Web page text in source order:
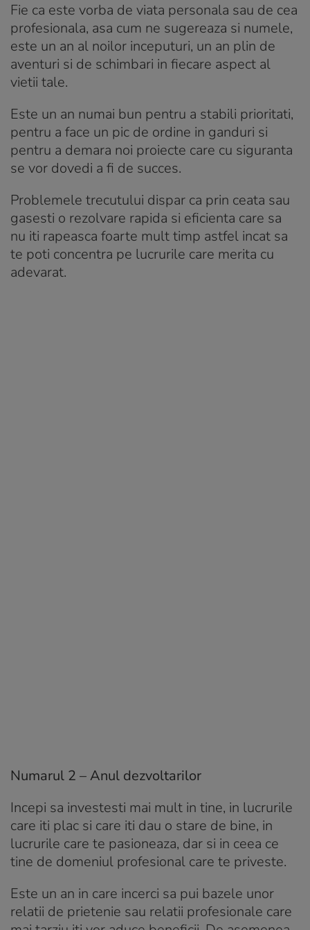
Fie ca este vorba de viata personala sau de cea
profesionala, asa cum ne sugereaza si numele,
este un an al noilor inceputuri, un an plin de
aventuri si de schimbari in fiecare aspect al
vietii tale.
Este un an numai bun pentru a stabili prioritati,
pentru a face un pic de ordine in ganduri si
pentru a demara noi proiecte care cu siguranta
se vor dovedi a fi de succes.
Problemele trecutului dispar ca prin ceata sau
gasesti o rezolvare rapida si eficienta care sa
nu iti rapeasca foarte mult timp astfel incat sa
te poti concentra pe lucrurile care merita cu
adevarat.
Numarul 2 – Anul dezvoltarilor
Incepi sa investesti mai mult in tine, in lucrurile
care iti plac si care iti dau o stare de bine, in
lucrurile care te pasioneaza, dar si in ceea ce
tine de domeniul profesional care te priveste.
Este un an in care incerci sa pui bazele unor
relatii de prietenie sau relatii profesionale care